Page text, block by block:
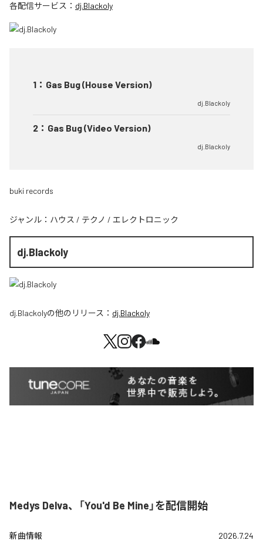
各配信サービス： dj.Blackoly
1 ： Gas Bug (House Version)
dj.Blackoly
2 ： Gas Bug (Video Version)
dj.Blackoly
buki records
ジャンル： ハウス / テクノ / エレクトロニック
dj.Blackoly
dj.Blackolyの他のリリース： dj.Blackoly
Medys Delva、「You'd Be Mine」を配信開始
新曲情報 2026.7.24